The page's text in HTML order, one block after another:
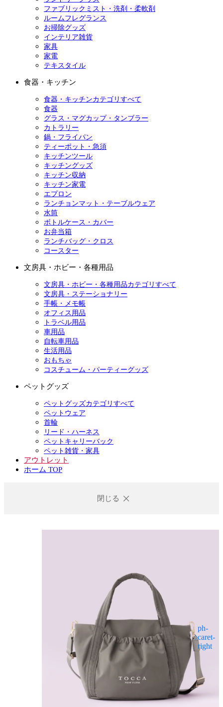
ファブリックミスト・洗剤・柔軟剤
ルームフレグランス
お掃除グッズ
インテリア雑貨
家具
家電
テキスタイル
食器・キッチン
食器・キッチンカテゴリすべて
食器
グラス・マグカップ・タンブラー
カトラリー
鍋・フライパン
ティーポット・急須
キッチンツール
キッチングッズ
キッチン収納
キッチン家電
エプロン
ランチョンマット・テーブルウェア
水筒
ボトルケース・カバー
お弁当箱
ランチバッグ・クロス
コースター
文房具・ホビー・各種用品
文房具・ホビー・各種用品カテゴリすべて
文房具・ステーショナリー
手帳・メモ帳
オフィス用品
トラベル用品
車用品
自転車用品
生活用品
おもちゃ
コスチューム・パーティーグッズ
ペットグッズ
ペットグッズカテゴリすべて
ペットウェア
首輪
リード・ハーネス
ペットキャリーバック
ペット雑貨・家具
アウトレット
ホーム TOP
閉じる